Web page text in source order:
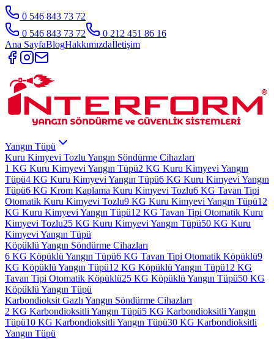
0 546 843 73 72
0 546 843 73 72
0 212 451 86 16
Ana SayfaBlogHakkımızdaİletişim
Yangın Tüpü
Kuru Kimyevi Tozlu Yangın Söndürme Cihazları
1 KG Kuru Kimyevi Yangın Tüpü2 KG Kuru Kimyevi Yangın
Tüpü4 KG Kuru Kimyevi Yangın Tüpü6 KG Kuru Kimyevi Yangın
Tüpü6 KG Krom Kaplama Kuru Kimyevi Tozlu6 KG Tavan Tipi
Otomatik Kuru Kimyevi Tozlu9 KG Kuru Kimyevi Yangın Tüpü12
KG Kuru Kimyevi Yangın Tüpü12 KG Tavan Tipi Otomatik Kuru
Kimyevi Tozlu25 KG Kuru Kimyevi Yangın Tüpü50 KG Kuru
Kimyevi Yangın Tüpü
Köpüklü Yangın Söndürme Cihazları
6 KG Köpüklü Yangın Tüpü6 KG Tavan Tipi Otomatik Köpüklü9
KG Köpüklü Yangın Tüpü12 KG Köpüklü Yangın Tüpü12 KG
Tavan Tipi Otomatik Köpüklü25 KG Köpüklü Yangın Tüpü50 KG
Köpüklü Yangın Tüpü
Karbondioksit Gazlı Yangın Söndürme Cihazları
2 KG Karbondioksitli Yangın Tüpü5 KG Karbondioksitli Yangın
Tüpü10 KG Karbondioksitli Yangın Tüpü30 KG Karbondioksitli
Yangın Tüpü